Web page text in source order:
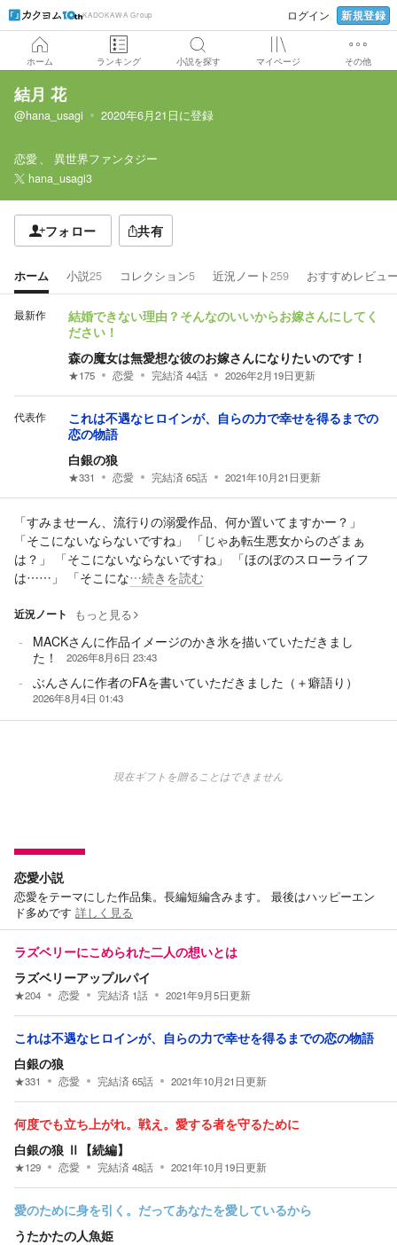
KADOKAWA Group ログイン 新規登録
ホーム ランキング 小説を探す マイページ その他
結月 花
@hana_usagi 2020年6月21日に登録
恋愛
異世界ファンタジー
hana_usagi3
フォロー 共有
ホーム 小説25 コレクション5 近況ノート259 おすすめレビュ
最新作
結婚できない理由？そんなのいいからお嫁さんにしてく
ださい！
森の魔女は無愛想な彼のお嫁さんになりたいのです！
★175 恋愛 完結済44話 2026年2月19日更新
代表作
これは不遇なヒロインが、自らの力で幸せを得るまでの
恋の物語
白銀の狼
★331 恋愛 完結済65話 2021年10月21日更新
「すみませーん、流行りの溺愛作品、何か置いてますかー？」
「そこにないならないですね」 「じゃあ転生悪女からのざまぁ
は？」 「そこにないならないですね」 「ほのぼのスローライフ
は……」 「そこにな…続きを読む
近況ノート もっと見る
MACKさんに作品イメージのかき氷を描いていただきまし
た！
2026年8月6日 23:43
ぶんさんに作者のFAを書いていただきました（＋癖語り）
2026年8月4日 01:43
現在ギフトを贈ることはできません
恋愛小説
恋愛をテーマにした作品集。長編短編含みます。 最後はハッピーエン
ド多めです 詳しく見る
ラズベリーにこめられた二人の想いとは
ラズベリーアップルパイ
★204 恋愛 完結済 1話 2021年9月5日更新
これは不遇なヒロインが、自らの力で幸せを得るまでの恋の物語
白銀の狼
★331 恋愛 完結済65話 2021年10月21日更新
何度でも立ち上がれ。戦え。愛する者を守るために
白銀の狼 Ⅱ【続編】
★129 恋愛 完結済48話 2021年10月19日更新
愛のために身を引く。だってあなたを愛しているから
うたかたの人魚姫